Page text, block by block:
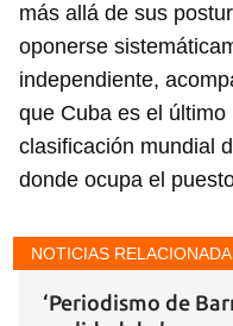
más allá de sus
oponerse
independiente,
que Cuba es el
clasificación mundial
donde ocupa el
NOTICIAS
‘Periodismo de